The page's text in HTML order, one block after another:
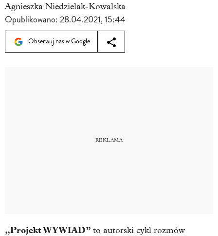
Agnieszka Niedzielak-Kowalska
Opublikowano:28.04.2021, 15:44
Obserwuj nas w Google
„Projekt WYWIAD” to autorski cykl rozmów